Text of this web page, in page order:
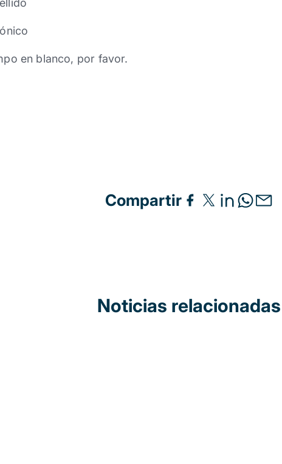
en blanco, por favor.
Compartir
Noticias relacionadas